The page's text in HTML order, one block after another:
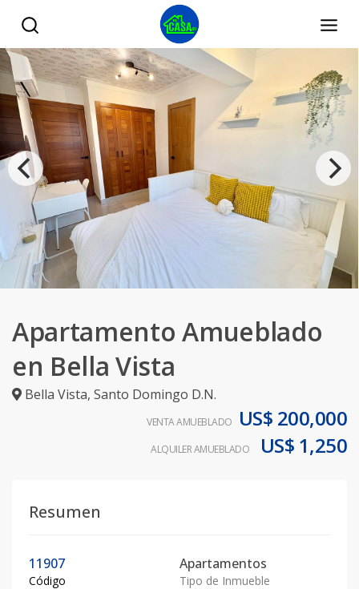
Apartamento Amueblado
en Bella Vista
Bella Vista, Santo Domingo D.N.
VENTA AMUEBLADO US$ 200,000
ALQUILER AMUEBLADO US$ 1,250
Resumen
11907
Código
Apartamentos
Tipo de Inmueble